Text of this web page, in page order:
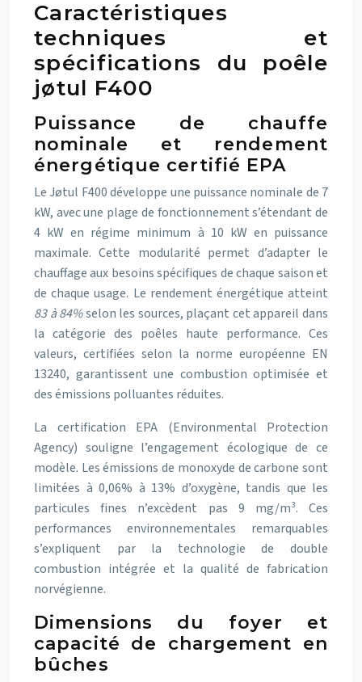
Caractéristiques
techniques et
spécifications du poêle
jøtul F400
Puissance de chauffe
nominale et rendement
énergétique certifié EPA
Le Jøtul F400 développe une puissance nominale de 7
kW, avec une plage de fonctionnement s’étendant de
4 kW en régime minimum à 10 kW en puissance
maximale. Cette modularité permet d’adapter le
chauffage aux besoins spécifiques de chaque saison et
de chaque usage. Le rendement énergétique atteint
83 à 84%selon les sources, plaçant cet appareil dans
la catégorie des poêles haute performance. Ces
valeurs, certifiées selon la norme européenne EN
13240, garantissent une combustion optimisée et
des émissions polluantes réduites.
La certification EPA (Environmental Protection
Agency) souligne l’engagement écologique de ce
modèle. Les émissions de monoxyde de carbone sont
limitées à 0,06% à 13% d’oxygène, tandis que les
particules fines n’excèdent pas 9 mg/m³. Ces
performances environnementales remarquables
s’expliquent par la technologie de double
combustion intégrée et la qualité de fabrication
norvégienne.
Dimensions du foyer et
capacité de chargement en
bûches